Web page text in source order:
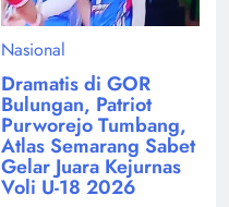
Nasional
Dramatis di GOR
Bulungan, Patriot
Purworejo Tumbang,
Atlas Semarang Sabet
Gelar Juara Kejurnas
Voli U-18 2026